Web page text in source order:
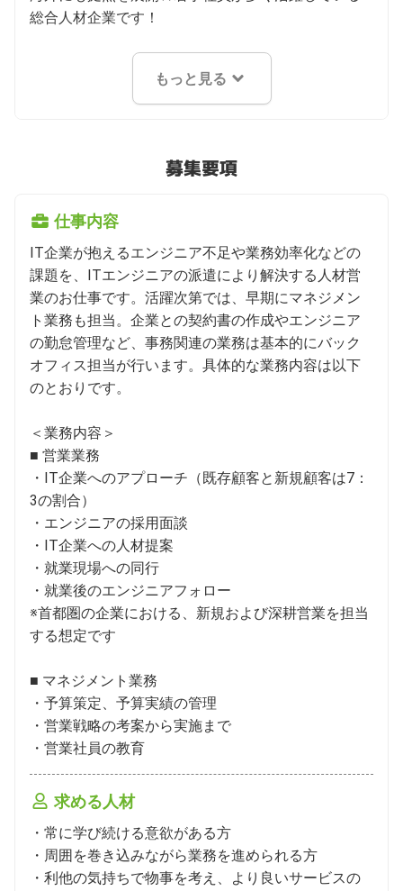
総合人材企業です！
もっと見る
募集要項
仕事内容
IT企業が抱えるエンジニア不足や業務効率化などの
課題を、ITエンジニアの派遣により解決する人材営
業のお仕事です。活躍次第では、早期にマネジメン
ト業務も担当。企業との契約書の作成やエンジニア
の勤怠管理など、事務関連の業務は基本的にバック
オフィス担当が行います。具体的な業務内容は以下
のとおりです。
＜業務内容＞
■ 営業業務
・IT企業へのアプローチ（既存顧客と新規顧客は7：
3の割合）
・エンジニアの採用面談
・IT企業への人材提案
・就業現場への同行
・就業後のエンジニアフォロー
※首都圏の企業における、新規および深耕営業を担当
する想定です
■ マネジメント業務
・予算策定、予算実績の管理
・営業戦略の考案から実施まで
・営業社員の教育
求める人材
・常に学び続ける意欲がある方
・周囲を巻き込みながら業務を進められる方
・利他の気持ちで物事を考え、より良いサービスの